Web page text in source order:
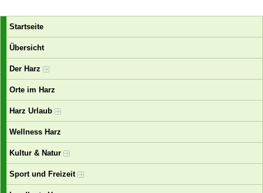
Startseite
Übersicht
Der Harz
Orte im Harz
Harz Urlaub
Wellness Harz
Kultur & Natur
Sport und Freizeit